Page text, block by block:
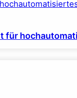
für